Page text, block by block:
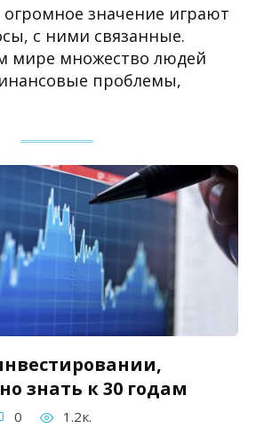
значение играют
с ними связанные.
мире множество людей
проблемы,
знать к 30 годам
0 1.2к.